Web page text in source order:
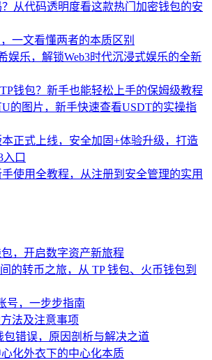
从代码透明度看这款热门加密钱包的安
一文看懂两者的本质区别
娱乐，解锁Web3时代沉浸式娱乐的全新
钱包？新手也能轻松上手的保姆级教程
的图片，新手快速查看USDT的实操指
本正式上线，安全加固+体验升级，打造
入口
使用全教程，从注册到安全管理的实用
，开启数字资产新旅程
的转币之旅，从 TP 钱包、火币钱包到
号，一步步指南
法及注意事项
包错误，原因剖析与解决之道
化外衣下的中心化本质